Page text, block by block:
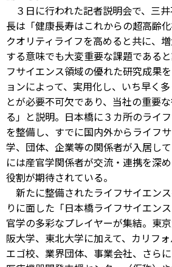
３日に行われた記者説明会で、三
長は「健康長寿はこれからの超高齢
クオリティライフを高めると共に、
する意味でも大変重要な課題である
フサイエンス領域の優れた研究成果
ョンによって、実用化し、いち早く
とが必要不可欠であり、当社の重要
る」と説明。日本橋に３カ所のライ
を整備し、すでに国内外からライフ
学、団体、企業等の関係者が入居し
には産官学関係者が交流・連携を深
役割が期待されている。
新たに整備されたライフサイエン
りに面した「日本橋ライフサイエン
官学の多彩なプレイヤーが集結。東
阪大学、東北大学に加えて、カリフ
エゴ校、業界団体、事業会社、さら